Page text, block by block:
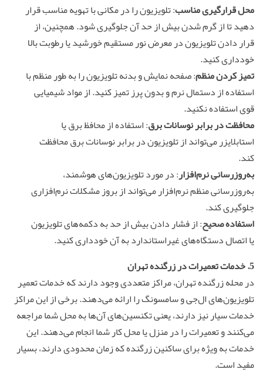
محل قرارگیری مناسب: تلویزیون را در مکانی با تهویه مناسب قرار
دهید تا از گرم شدن بیش از حد آن جلوگیری شود. همچنین، از
قرار دادن تلویزیون در معرض نور مستقیم خورشید یا رطوبت بالا
خودداری کنید.
تمیز کردن منظم: صفحه نمایش و بدنه تلویزیون را به طور منظم با
استفاده از دستمال نرم و بدون پرز تمیز کنید. از مواد شیمیایی
قوی استفاده نکنید.
محافظت در برابر نوسانات برق: استفاده از محافظ برق یا
استابلایزر می‌تواند از تلویزیون در برابر نوسانات برق محافظت
کند.
به‌روزرسانی نرم‌افزار: در مورد تلویزیون‌های هوشمند،
به‌روزرسانی منظم نرم‌افزار می‌تواند از بروز مشکلات نرم‌افزاری
جلوگیری کند.
استفاده صحیح: از فشار دادن بیش از حد به دکمه‌های تلویزیون
یا اتصال دستگاه‌های غیراستاندارد به آن خودداری کنید.
5. خدمات تعمیرات در زرگنده تهران
در محله زرگنده تهران، مراکز متعددی وجود دارند که خدمات تعمیر
تلویزیون‌های ال‌جی و سامسونگ را ارائه می‌دهند. برخی از این مراکز
خدمات سیار نیز دارند، یعنی تکنسین‌های آن‌ها به محل شما مراجعه
می‌کنند و تعمیرات را در منزل یا محل کار شما انجام می‌دهند. این
خدمات به ویژه برای ساکنین زرگنده که زمان محدودی دارند، بسیار
مفید است.